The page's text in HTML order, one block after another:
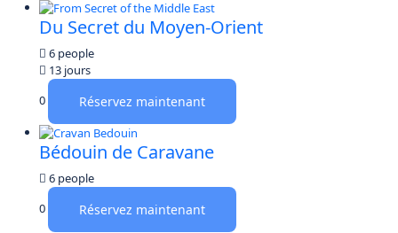
Du Secret du Moyen-Orient
6 people
13 jours
0
Réservez maintenant
Bédouin de Caravane
6 people
0
Réservez maintenant